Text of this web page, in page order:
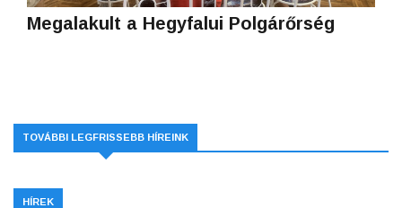
Megalakult a Hegyfalui Polgárőrség
TOVÁBBI LEGFRISSEBB HÍREINK
HÍREK